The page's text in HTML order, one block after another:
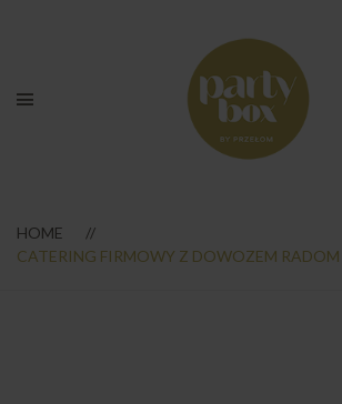
HOME
CATERING FIRMOWY Z DOWOZEM RADOM